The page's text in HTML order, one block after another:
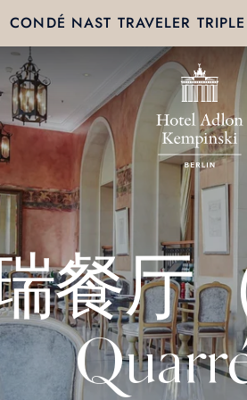
CONDÉ NAST TRAVELER
餐厅（